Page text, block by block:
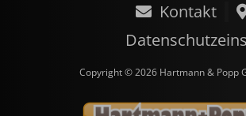
Kontakt
Copyright © 2026 Hartmann & Popp